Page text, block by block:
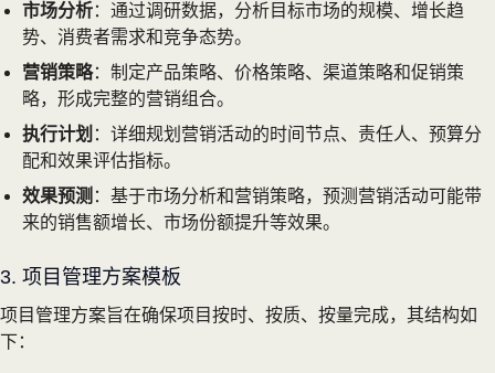
市场分析：通过调研数据，分析目标市场的规模、增长趋
势、消费者需求和竞争态势。
营销策略：制定产品策略、价格策略、渠道策略和促销策
略，形成完整的营销组合。
执行计划 ：详细规划营销活动的时间节点、责任人、预算分
配和效果评估指标。
效果预测 ：基于市场分析和营销策略，预测营销活动可能带
来的销售额增长、市场份额提升等效果。
3. 项目管理方案模板
项目管理方案旨在确保项目按时、按质、按量完成，其结构如
下：